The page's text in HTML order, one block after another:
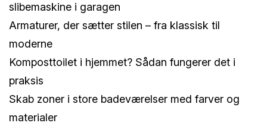
slibemaskine i garagen
Armaturer, der sætter stilen – fra klassisk til
moderne
Komposttoilet i hjemmet? Sådan fungerer det i
praksis
Skab zoner i store badeværelser med farver og
materialer